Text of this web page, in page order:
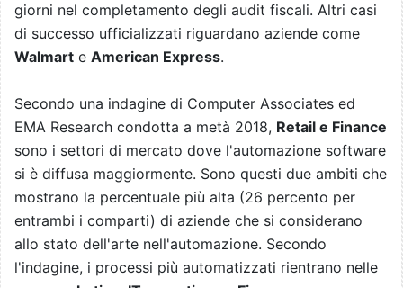
giorni nel completamento degli audit fiscali. Altri casi
di successo ufficializzati riguardano aziende come
Walmart e American Express.
Secondo una indagine di Computer Associates ed
EMA Research condotta a metà 2018, Retail e Finance
sono i settori di mercato dove l'automazione software
si è diffusa maggiormente. Sono questi due ambiti che
mostrano la percentuale più alta (26 percento per
entrambi i comparti) di aziende che si considerano
allo stato dell'arte nell'automazione. Secondo
l'indagine, i processi più automatizzati rientrano nelle